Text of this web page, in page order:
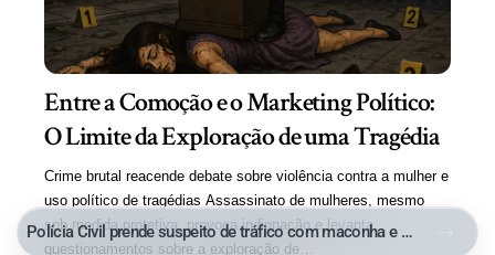
Polícia Civil prende suspeito de tráfico com maconha e cocaína no Parque Aeroporto, em Macaé
Entre a Comoção e o Marketing Político:
O Limite da Exploração de uma Tragédia
Crime brutal reacende debate sobre violência contra a mulher e
uso político de tragédias Assassinato de mulheres, mesmo
sob medida protetiva, provoca indignação e levanta
questionamentos sobre a exploração de…